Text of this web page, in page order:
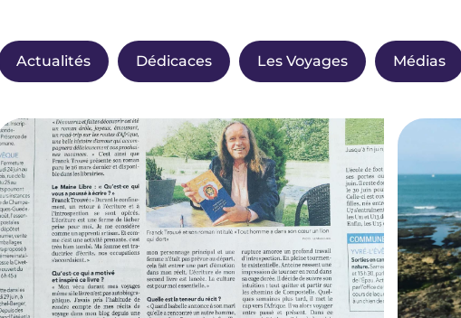
Actualités Dédicaces Les Voyages Médias